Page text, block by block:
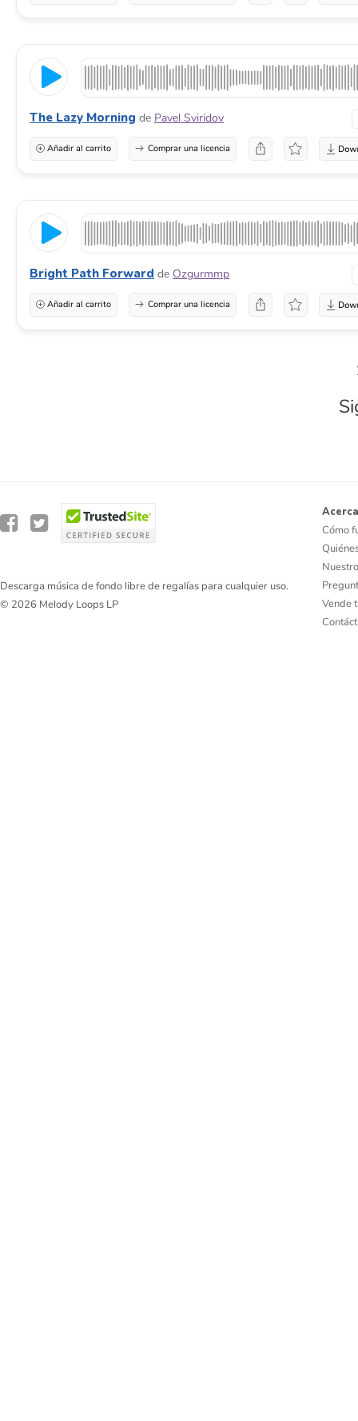
The Lazy Morning de Pavel Sviridov
Añadir al carrito Comprar una licencia
Bright Path Forward de Ozgurmmp
Añadir al carrito Comprar una licencia
Descarga música de fondo libre de regalías para cualquier uso.
© 2026 Melody Loops LP
Cómo
Vende